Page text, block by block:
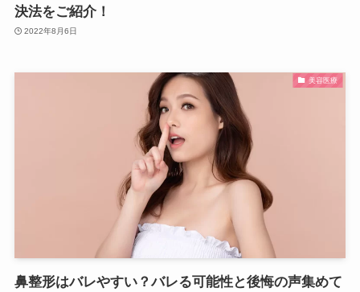
決法をご紹介！
2022年8月6日
美容医療
鼻整形はバレやすい？バレる可能性と後悔の声集めて